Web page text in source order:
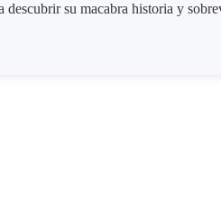
descubrir su macabra historia y